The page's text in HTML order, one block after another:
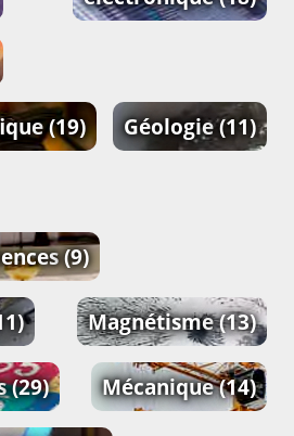
(19) Géologie(11)
(9)
Magnétisme(13)
(29) Mécanique(14)